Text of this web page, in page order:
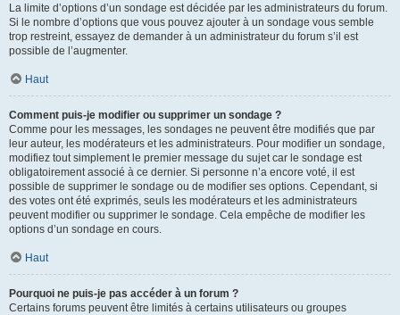
La limite d’options d’un sondage est décidée par les administrateurs du forum.
Si le nombre d’options que vous pouvez ajouter à un sondage vous semble
trop restreint, essayez de demander à un administrateur du forum s’il est
possible de l’augmenter.
Haut
Comment puis-je modifier ou supprimer un sondage ?
Comme pour les messages, les sondages ne peuvent être modifiés que par
leur auteur, les modérateurs et les administrateurs. Pour modifier un sondage,
modifiez tout simplement le premier message du sujet car le sondage est
obligatoirement associé à ce dernier. Si personne n’a encore voté, il est
possible de supprimer le sondage ou de modifier ses options. Cependant, si
des votes ont été exprimés, seuls les modérateurs et les administrateurs
peuvent modifier ou supprimer le sondage. Cela empêche de modifier les
options d’un sondage en cours.
Haut
Pourquoi ne puis-je pas accéder à un forum ?
Certains forums peuvent être limités à certains utilisateurs ou groupes